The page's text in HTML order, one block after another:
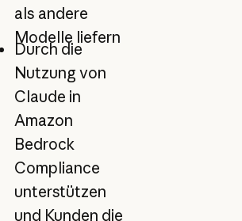
als andere
Modelle liefern
Durch die
Nutzung von
Claude in
Amazon
Bedrock
Compliance
unterstützen
und Kunden die